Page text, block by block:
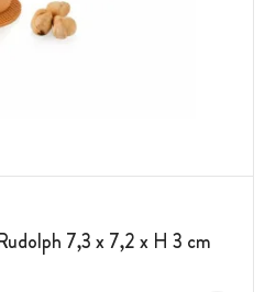
7,3 x 7,2 x H 3 cm